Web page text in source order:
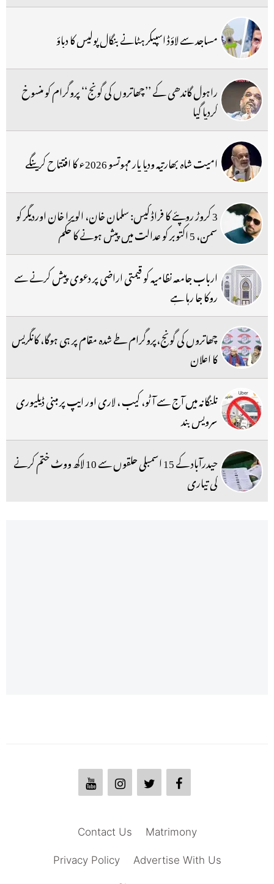
مساجد سے لاؤڈ اسپیکر ہٹانے بنگال پولیس کا دباؤ
راہول گاندھی کے ’’چھاتروں کی گونج‘‘ پروگرام کو منسوخ
کردیا گیا
امیت شاہ بھارتیہ ودیا پار مہوتسو 2026ء کا افتتاح کرینگے
3 کروڑ روپئے کا فراڈ کیس: سلمان خان، الویرا خان اوردیگر کو
سمن، 5 اکتوبر کو عدالت میں پیش ہونے کا حکم
ارباب جامعہ نظامیہ کو قیمتی اراضی پر دعوی پیش کرنے سے
روکا جا رہا ہے
چھاتروں کی گونج،پروگرام طے شدہ مقام پر ہی ہوگا، کانگریس
کا اعلان
تلنگانہ میں آج سے آٹو، کیب ، لاری اور ایپ پر مبنی ڈیلیوری
سرویس بند
حیدرآباد کے 15 اسمبلی حلقوں سے 10 لاکھ ووٹ ختم کرنے
کی تیاری
Matrimony
Contact Us
Advertise With Us
Privacy Policy